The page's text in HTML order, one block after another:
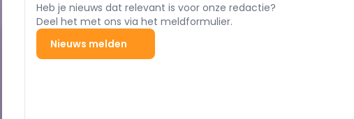
Heb je nieuws dat relevant is voor onze redactie?
Deel het met ons via het meldformulier.
Nieuws melden